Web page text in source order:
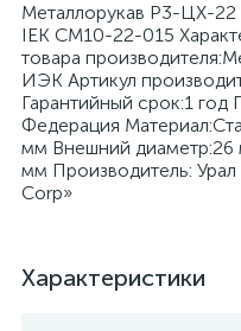
Металлорукав Р3-ЦХ-22
IEK CM10-22-015
товара
ИЭК Артикул
Гарантийный срок:1
Федерация
мм Внешний диаметр:26
мм Производитель:
Corp»
Характеристики